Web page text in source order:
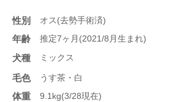
性別 オス(去勢手術済)
年齢 推定7ヶ月(2021/8月生まれ)
​犬種 ミックス
​毛色 うす茶・白
体重 9.1kg(3/28現在)